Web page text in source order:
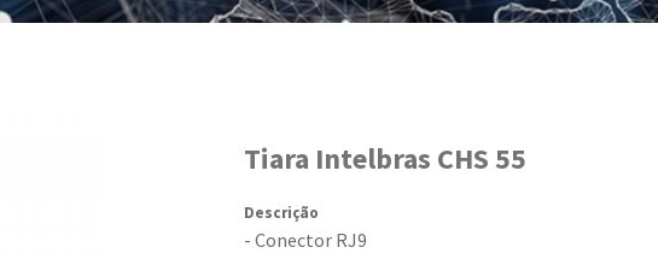
Tiara Intelbras CHS 55
Descrição
- Conector RJ9